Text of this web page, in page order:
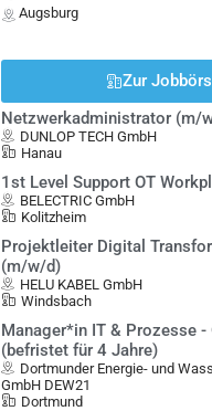
Augsburg
Zur
Netzwerkadministrator (m/
DUNLOP TECH GmbH
Hanau
1st Level Support OT
BELECTRIC GmbH
Kolitzheim
Projektleiter Digital
(m/w/d)
HELU KABEL GmbH
Windsbach
Manager*in IT & Prozesse -
(befristet für 4 Jahre)
Dortmunder Energie- und
GmbH DEW21
Dortmund